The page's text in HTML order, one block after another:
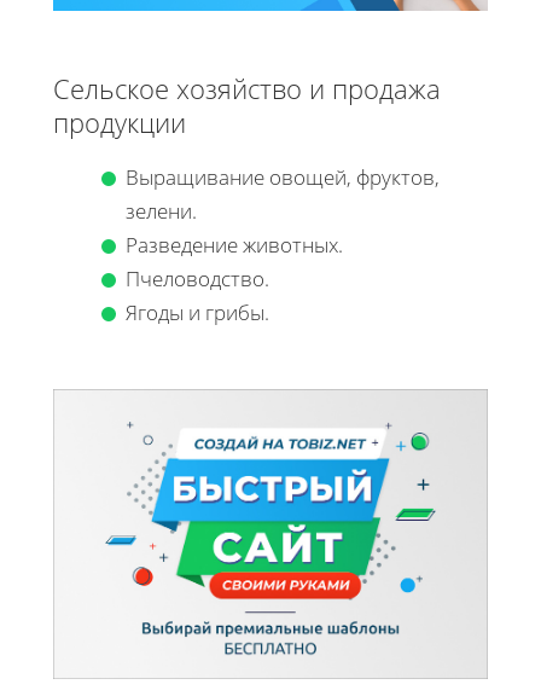
Сельское хозяйство и продажа
продукции
Выращивание овощей, фруктов,
зелени.
Разведение животных.
Пчеловодство.
Ягоды и грибы.